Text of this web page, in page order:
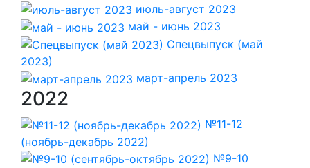
июль-август 2023
май - июнь 2023
Спецвыпуск (май
2023)
март-апрель 2023
2022
№11-12
(ноябрь-декабрь 2022)
№9-10